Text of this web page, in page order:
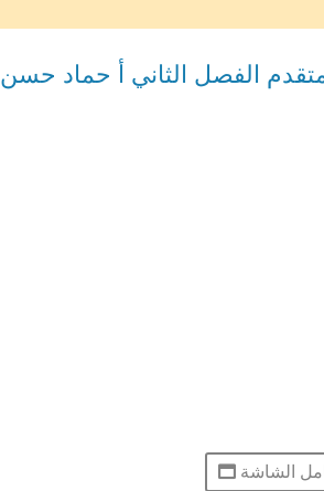
الفصل الثاني أ حماد حسن
الشاشة